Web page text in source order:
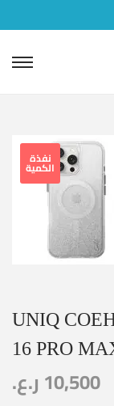
نفذة
الكمية
UNIQ
16 PRO
10,500 ر.ع.